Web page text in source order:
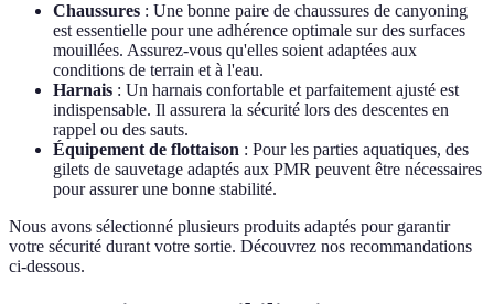
Chaussures : Une bonne paire de chaussures de canyoning
est essentielle pour une adhérence optimale sur des surfaces
mouillées. Assurez-vous qu'elles soient adaptées aux
conditions de terrain et à l'eau.
Harnais : Un harnais confortable et parfaitement ajusté est
indispensable. Il assurera la sécurité lors des descentes en
rappel ou des sauts.
Équipement de flottaison : Pour les parties aquatiques, des
gilets de sauvetage adaptés aux PMR peuvent être nécessaires
pour assurer une bonne stabilité.
Nous avons sélectionné plusieurs produits adaptés pour garantir
votre sécurité durant votre sortie. Découvrez nos recommandations
ci-dessous.